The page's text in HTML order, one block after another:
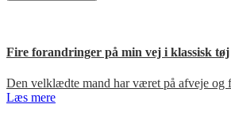
Fire forandringer på min vej i klassisk tøj
Den velklædte mand har været på afveje og
Læs mere